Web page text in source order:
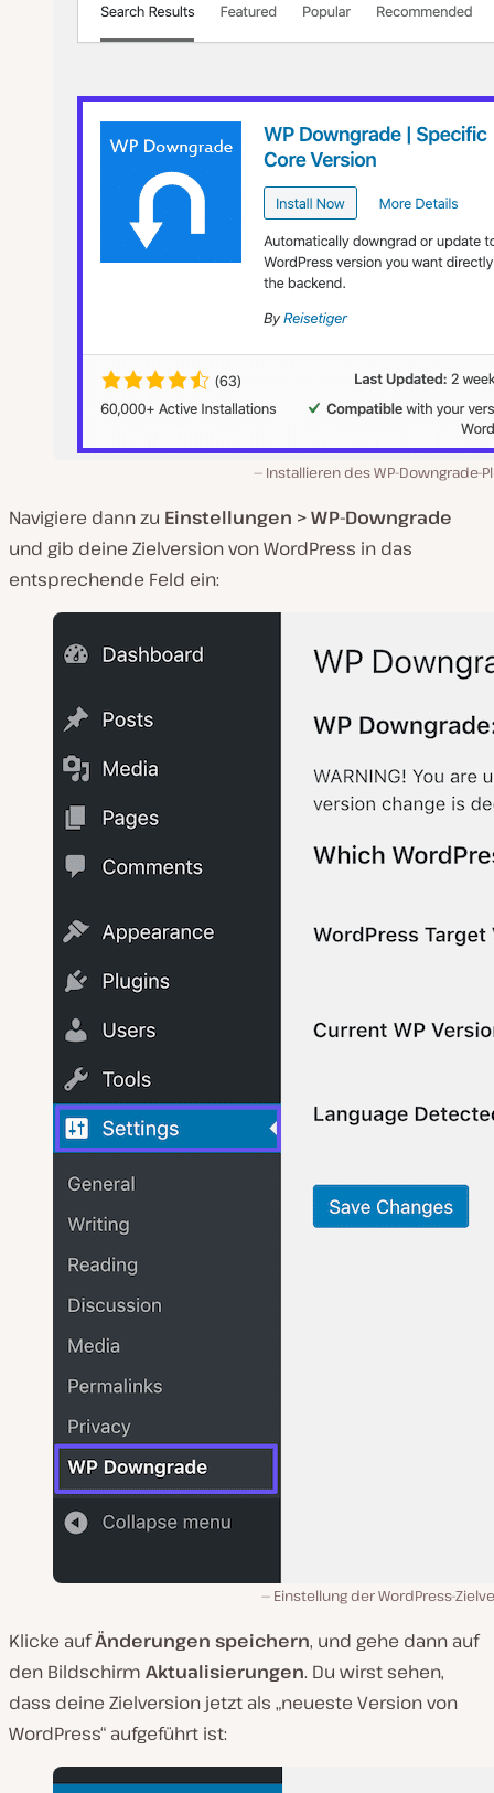
Installieren des WP-Downgrade-
Navigiere dann zu Einstellungen > WP-Downgrade
und gib deine Zielversion von WordPress in das
entsprechende Feld ein:
Einstellung der WordPress-
Klicke aufÄnderungen speichern, und gehe dann auf
den Bildschirm Aktualisierungen. Du wirst sehen,
dass deine Zielversion jetzt als „neueste Version von
WordPress“ aufgeführt ist: